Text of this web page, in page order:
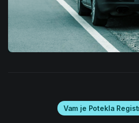
Vam je Potekla